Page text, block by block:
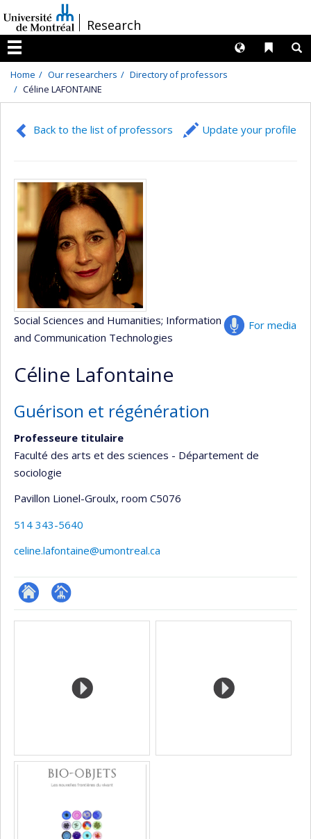
au
contenu
/Research
Menu
Liens
Langues
Home Our researchers
Directory of professors
Céline LAFONTAINE
Back to the list of professors Update your profile
For media
Social Sciences and Humanities; Information
and Communication Technologies
Céline Lafontaine
Guérison et régénération
Professeure titulaire
Faculté des arts et des sciences - Département de
sociologie
Pavillon Lionel-Groulx, room C5076
514 343-5640
celine.lafontaine@umontreal.ca
ResearchGate
Page
Media